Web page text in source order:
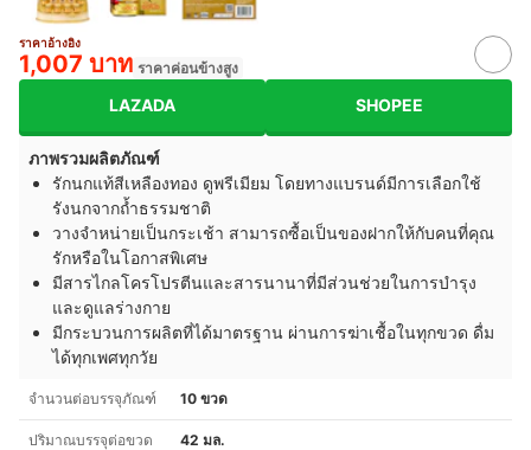
ราคาอ้างอิง
1,007 บาท ราคาค่อนข้างสูง
LAZADA SHOPEE
ภาพรวมผลิตภัณฑ์
รักนกแท้สีเหลืองทอง ดูพรีเมียม โดยทางแบรนด์มีการเลือกใช้
รังนกจากถ้ำธรรมชาติ
วางจำหน่ายเป็นกระเช้า สามารถซื้อเป็นของฝากให้กับคนที่คุณ
รักหรือในโอกาสพิเศษ
มีสารไกลโครโปรตีนและสารนานาที่มีส่วนช่วยในการบำรุง
และดูแลร่างกาย
มีกระบวนการผลิตที่ได้มาตรฐาน ผ่านการฆ่าเชื้อในทุกขวด ดื่ม
ได้ทุกเพศทุกวัย
จำนวนต่อบรรจุภัณฑ์ 10 ขวด
ปริมาณบรรจุต่อขวด 42 มล.